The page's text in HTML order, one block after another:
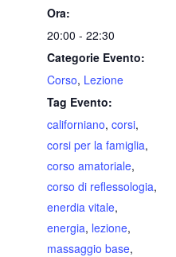
Ora:
20:00 - 22:30
Categorie Evento:
Corso, Lezione
Tag Evento:
californiano, corsi,
corsi per la famiglia,
corso amatoriale,
corso di reflessologia,
enerdia vitale,
energia, lezione,
massaggio base,